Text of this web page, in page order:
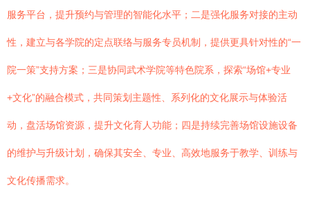
服务平台，提升预约与管理的智能化水平；二是强化服务对接的主动
性，建立与各学院的定点联络与服务专员机制，提供更具针对性的“一
院一策”支持方案；三是协同武术学院等特色院系，探索“场馆+专业
+文化”的融合模式，共同策划主题性、系列化的文化展示与体验活
动，盘活场馆资源，提升文化育人功能；四是持续完善场馆设施设备
的维护与升级计划，确保其安全、专业、高效地服务于教学、训练与
文化传播需求。